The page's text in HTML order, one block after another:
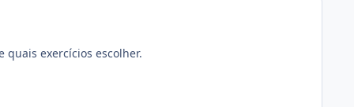
exercícios escolher.